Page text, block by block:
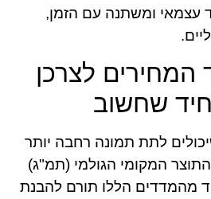
ומשתנה עם הזמן,
מדד המחירים לצרכן
שחשוב
לתת תמונה רחבה יותר
המקומי הגולמי (תמ"ג)
מהמדדים הללו תורם להבנת